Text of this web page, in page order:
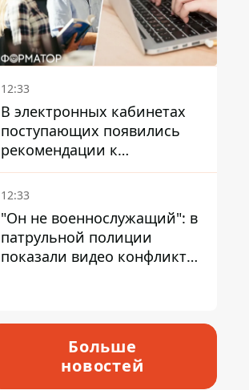
12:33
В электронных кабинетах
поступающих появились
рекомендации к
зачислению на бакалавриат
и в магистратуру – что
12:33
"Он не военнослужащий": в
патрульной полиции
показали видео конфликта
Больше
новостей